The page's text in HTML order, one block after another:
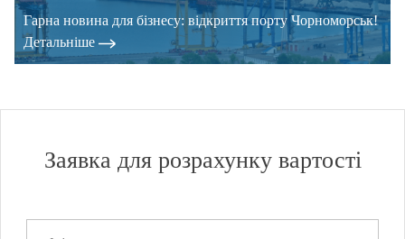
Гарна новина для бізнесу: відкриття порту Чорноморськ!
Детальнiше
Заявка для розрахунку вартості